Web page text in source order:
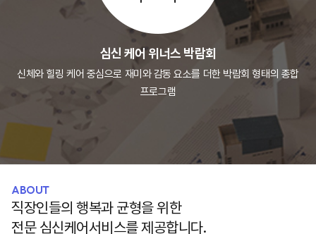
심신 케어 위너스 박람회
신체와 힐링 케어 중심으로 재미와 감동 요소를 더한 박람회 형태의 종합
프로그램
ABOUT
직장인들의 행복과 균형을 위한
전문 심신케어서비스를 제공합니다.